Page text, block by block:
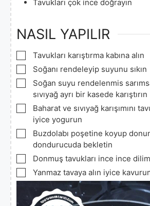
Tavukları çok ince doğrayın
NASIL YAPILIR
▢
Tavukları karıştırma kabına alın
▢
Soğanı rendeleyip suyunu sıkın
▢
Soğan suyu rendelenmis
sıvıyağ ayrı bir kasede karıştırın
▢
Baharat ve sıvıyağ karışımını
iyice yogurun
▢
Buzdolabı poşetine koyup
dondurucuda bekletin
▢
Donmuş tavukları ince ince
▢
Yanmaz tavaya alın iyice